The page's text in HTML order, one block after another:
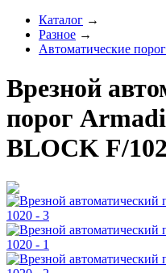
Каталог →
Разное →
Автоматические
Врезной
порог
BLOCK F/